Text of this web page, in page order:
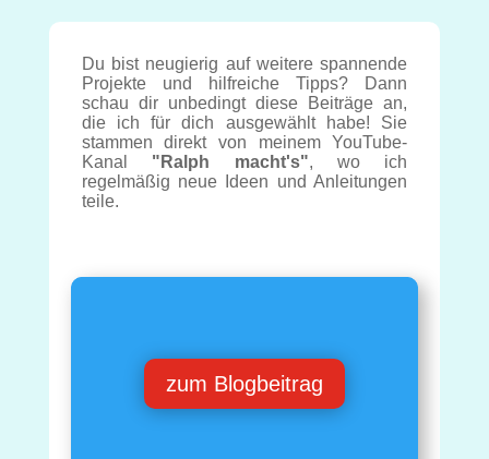
Du bist neugierig auf weitere spannende
Projekte und hilfreiche Tipps? Dann
schau dir unbedingt diese Beiträge an,
die ich für dich ausgewählt habe! Sie
stammen direkt von meinem YouTube-
Kanal "Ralph macht's", wo ich
regelmäßig neue Ideen und Anleitungen
teile.
zum Blogbeitrag